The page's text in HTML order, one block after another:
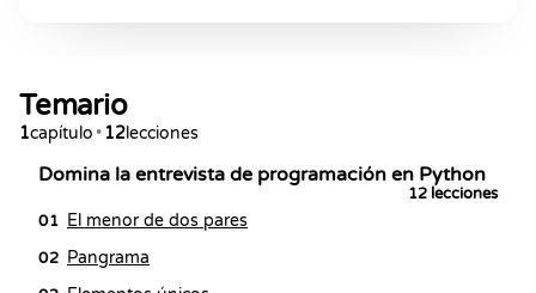
Temario
1capítulo •12lecciones
Domina la entrevista de programación en Python
12 lecciones
01 El menor de dos pares
02 Pangrama